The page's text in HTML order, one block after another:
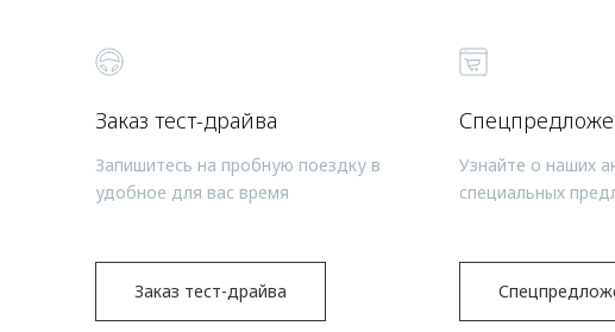
Заказ тест-драйва
Запишитесь на пробную поездку в
удобное для вас время
Заказ тест-драйва
Узнайте о наших
специальных